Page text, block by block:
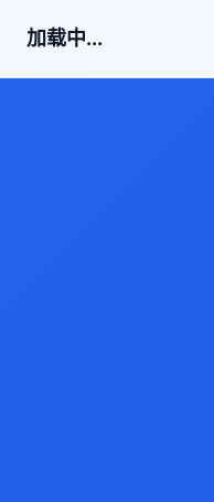
加载中...